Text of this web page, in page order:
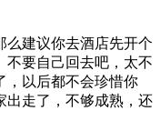
么建议你去酒店先开个
不要自己回去吧，太不
，以后都不会珍惜你
出走了，不够成熟，还